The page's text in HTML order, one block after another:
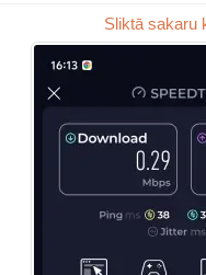
Sliktā sakaru